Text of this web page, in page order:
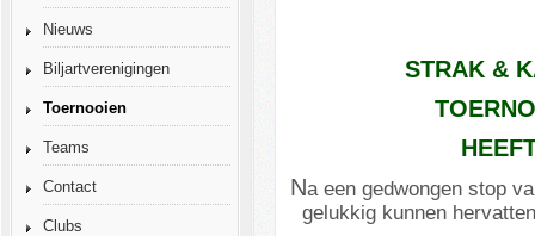
Nieuws
Biljartverenigingen
Toernooien
Teams
Contact
Clubs
STRAK &
Na een gedwongen stop
gelukkig kunnen